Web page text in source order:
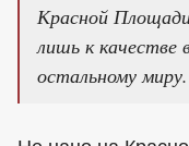
Красной
лишь к качестве
остальному миру.